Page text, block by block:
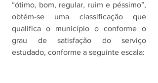
“ótimo, bom, regular, ruim e péssimo”,
obtém-se uma classificação que
qualifica o município o conforme o
grau de satisfação do serviço
estudado, conforme a seguinte escala: